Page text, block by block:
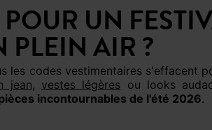
UN
PLEIN AIR ?
les codes vestimentaires s'effacent
jean, vestes légères ou looks
incontournables de l'été 2026.